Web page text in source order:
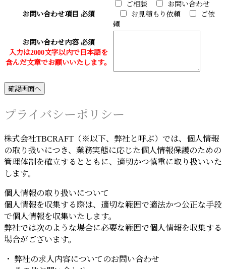
お問い合わせ項目 必須
ご相談
お問い合わせ
お見積もり依頼
ご依
頼
お問い合わせ内容 必須
入力は2000文字以内で日本語を
含んだ文章でお願いいたします。
プライバシーポリシー
株式会社TBCRAFT（※以下、弊社と呼ぶ）では、個人情報
の取り扱いにつき、業務実態に応じた個人情報保護のための
管理体制を確立するとともに、適切かつ慎重に取り扱いいた
します。
個人情報の取り扱いについて
個人情報を収集する際は、適切な範囲で適法かつ公正な手段
で個人情報を収集いたします。
弊社では次のような場合に必要な範囲で個人情報を収集する
場合がございます。
・ 弊社の求人内容についてのお問い合わせ